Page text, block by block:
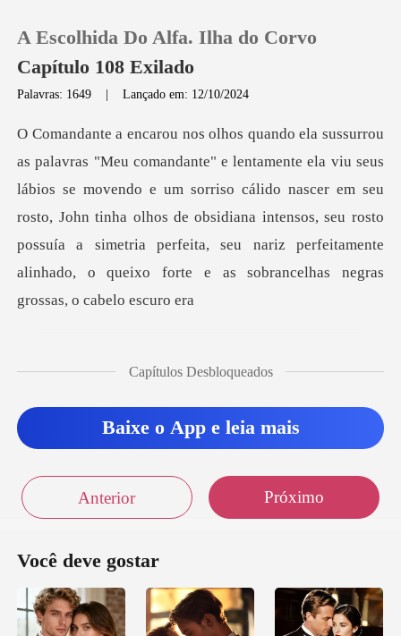
0
A Escolhida Do Alfa. Ilha do Corvo
Capítulo 108 Exilado
Palavras: 1649 |Lançado em: 12/10/2024
se movendo e um sorriso cálido nascer em seu
rosto, John tinha olhos de obsidiana intensos, seu rosto
possuía a sime
Capítulos Desbloqueados
Baixe o App e leia mais
Anterior Próximo
Você deve gostar